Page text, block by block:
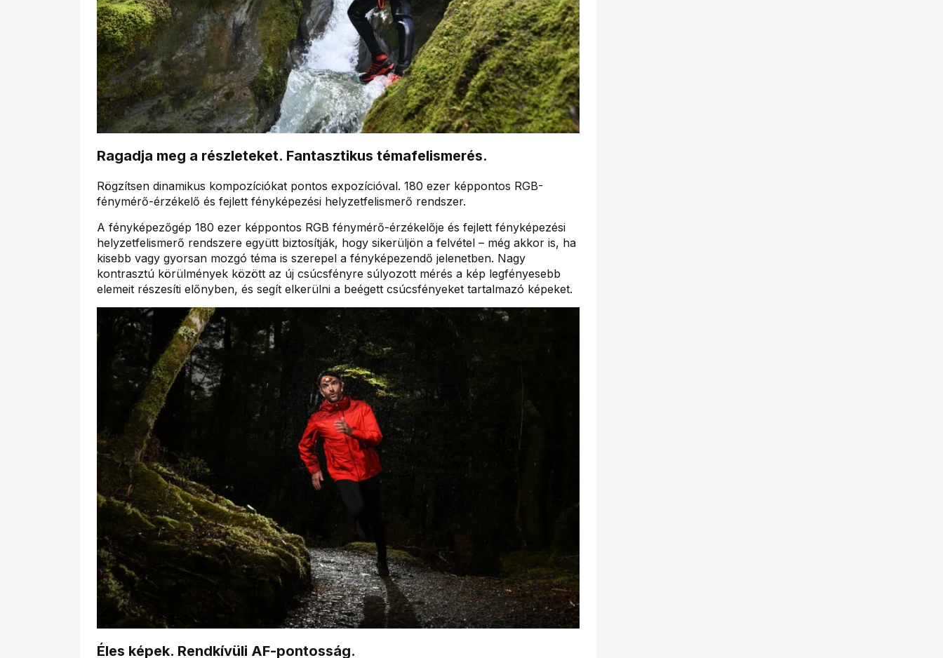
Ragadja meg a részleteket. Fantasztikus témafelismerés.
Rögzítsen dinamikus kompozíciókat pontos expozícióval. 180 ezer képpontos RGB-
fénymérő-érzékelő és fejlett fényképezési helyzetfelismerő rendszer.
A fényképezőgép 180 ezer képpontos RGB fénymérő-érzékelője és fejlett fényképezési
helyzetfelismerő rendszere együtt biztosítják, hogy sikerüljön a felvétel – még akkor is, ha
kisebb vagy gyorsan mozgó téma is szerepel a fényképezendő jelenetben. Nagy
kontrasztú körülmények között az új csúcsfényre súlyozott mérés a kép legfényesebb
elemeit részesíti előnyben, és segít elkerülni a beégett csúcsfényeket tartalmazó képeket.
Éles képek. Rendkívüli AF-pontosság.